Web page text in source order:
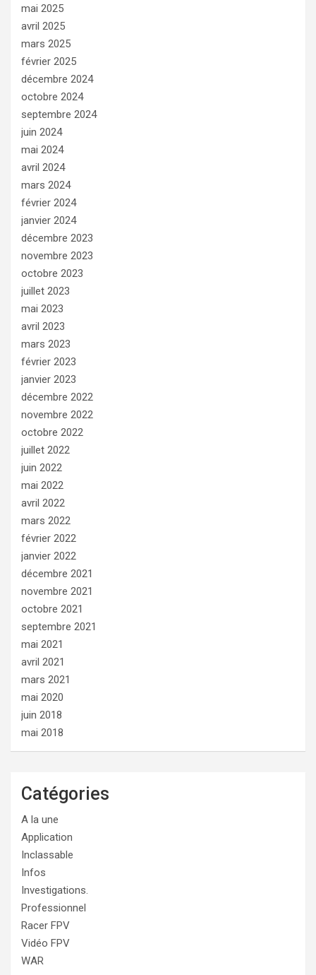
mai 2025
avril 2025
mars 2025
février 2025
décembre 2024
octobre 2024
septembre 2024
juin 2024
mai 2024
avril 2024
mars 2024
février 2024
janvier 2024
décembre 2023
novembre 2023
octobre 2023
juillet 2023
mai 2023
avril 2023
mars 2023
février 2023
janvier 2023
décembre 2022
novembre 2022
octobre 2022
juillet 2022
juin 2022
mai 2022
avril 2022
mars 2022
février 2022
janvier 2022
décembre 2021
novembre 2021
octobre 2021
septembre 2021
mai 2021
avril 2021
mars 2021
mai 2020
juin 2018
mai 2018
Catégories
A la une
Application
Inclassable
Infos
Investigations.
Professionnel
Racer FPV
Vidéo FPV
WAR